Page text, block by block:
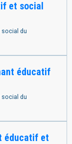
et social
du
éducatif
du